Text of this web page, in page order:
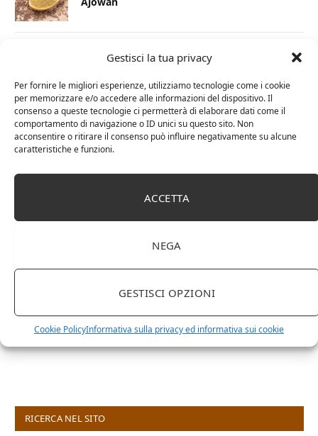
Gestisci la tua privacy
Per fornire le migliori esperienze, utilizziamo tecnologie come i cookie
per memorizzare e/o accedere alle informazioni del dispositivo. Il
consenso a queste tecnologie ci permetterà di elaborare dati come il
comportamento di navigazione o ID unici su questo sito. Non
acconsentire o ritirare il consenso può influire negativamente su alcune
caratteristiche e funzioni.
ACCETTA
NEGA
GESTISCI OPZIONI
Cookie PolicyInformativa sulla privacy ed informativa sui cookie
1 Dicembre 2022
la nostra salute
17 Novembre 2022
Le spezie in cucina: 3 libri imperdibili
RICERCA NEL SITO